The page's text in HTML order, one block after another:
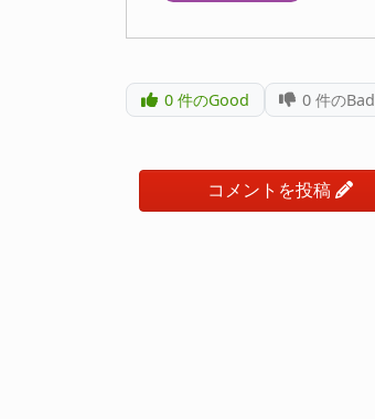
0件のGood 0 件のBad
コメントを投稿